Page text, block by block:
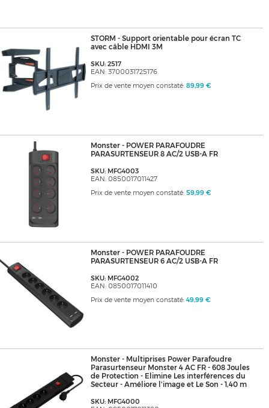
STORM - Support orientable pour écran TC
avec câble HDMI 3M
SKU: 2517
EAN: 3700031725176
Prix de vente moyen constaté: 89,99 €
Monster - POWER PARAFOUDRE
PARASURTENSEUR 8 AC/2 USB-A FR
SKU: MFG4003
EAN: 0850017011427
Prix de vente moyen constaté: 59,99 €
Monster - POWER PARAFOUDRE
PARASURTENSEUR 6 AC/2 USB-A FR
SKU: MFG4002
EAN: 0850017011410
Prix de vente moyen constaté: 49,99 €
Monster - Multiprises Power Parafoudre
Parasurtenseur Monster 4 AC FR - 608 Joules
de Protection - Elimine Les interférences du
Secteur - Améliore l'image et Le Son - 1,40 m
SKU: MFG4000